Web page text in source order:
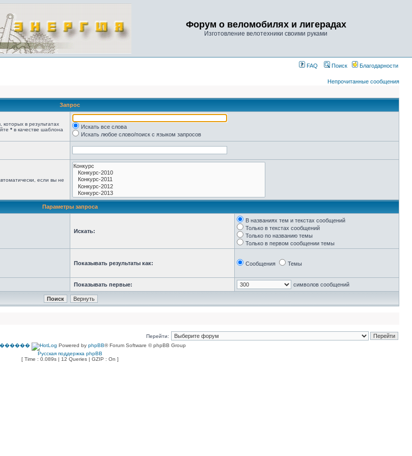
Форум о веломобилях и лигерадах
Изготовление велотехники своими руками
FAQ Поиск Благодарности
Непрочитанные сообщения
Запрос
которых в результатах
* в качестве шаблона
Искать все слова
Искать любое слово/поиск с языком запросов
если вы не
Параметры запроса
Искать:
В названиях тем и текстах сообщений
Только в текстах сообщений
Только по названию темы
Только в первом сообщении темы
Показывать результаты как: Сообщения Темы
Показывать первые: символов сообщений
Перейти:
Powered by phpBB® Forum Software © phpBB Group
Русская поддержка phpBB
[ Time : 0.089s | 12 Queries | GZIP : On ]